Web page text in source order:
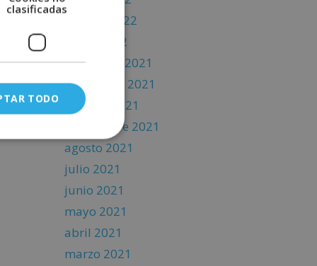
febrero 2022
enero 2022
diciembre 2021
noviembre 2021
octubre 2021
septiembre 2021
agosto 2021
julio 2021
junio 2021
mayo 2021
abril 2021
marzo 2021
clasificadas
TODO